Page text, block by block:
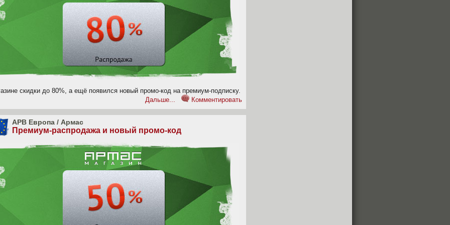
скидки до 80%, а ещё появился новый промо-код на премиум-подписку.
Дальше...
Комментировать
APB Европа / Армас
Премиум-распродажа и новый промо-код